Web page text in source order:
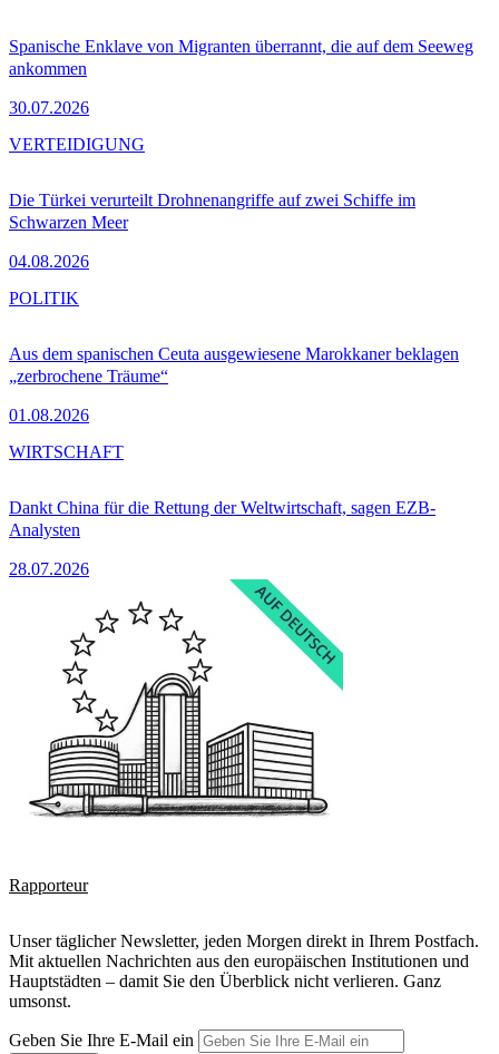
Spanische Enklave von Migranten überrannt, die auf dem Seeweg
ankommen
30.07.2026
Die Türkei verurteilt Drohnenangriffe auf zwei Schiffe im
Schwarzen Meer
04.08.2026
VERTEIDIGUNG
Aus dem spanischen Ceuta ausgewiesene Marokkaner beklagen
„zerbrochene Träume“
01.08.2026
POLITIK
Dankt China für die Rettung der Weltwirtschaft, sagen EZB-
Analysten
28.07.2026
WIRTSCHAFT
Rapporteur
Unser täglicher Newsletter, jeden Morgen direkt in Ihrem Postfach.
Mit aktuellen Nachrichten aus den europäischen Institutionen und
Hauptstädten – damit Sie den Überblick nicht verlieren. Ganz
umsonst.
Geben Sie Ihre E-Mail ein